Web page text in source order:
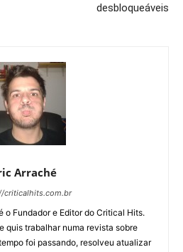
desbloqueáveis
Arraché
criticalhits.com.br
o Fundador e Editor do Critical Hits.
quis trabalhar numa revista sobre
foi passando, resolveu atualizar